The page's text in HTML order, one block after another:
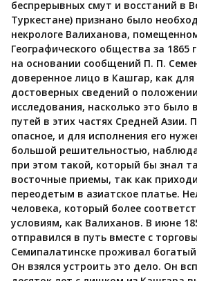
беспрерывных смут и восстаний в
Туркестане) признано было
некрологе Валиханова,
Географического общества за 1865
на основании сообщений П. П.
доверенное лицо в Кашгар, как
достоверных сведений о
исследования, насколько это
путей в этих частях Средней Азии.
опасное, и для исполнения его
большой решительностью,
при этом такой, который бы знал
восточные приемы, так как
переодетым в азиатское платье.
человека, который более
условиям, как Валиханов. В июне
отправился в путь вместе с
Семипалатинске проживал
Он взялся устроить это дело. Он